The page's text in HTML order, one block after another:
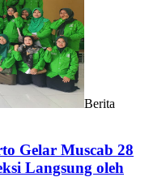
Berita
Gelar Muscab 28
Langsung oleh